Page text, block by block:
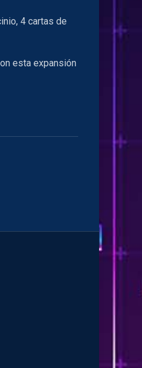
4 cartas de
esta expansión